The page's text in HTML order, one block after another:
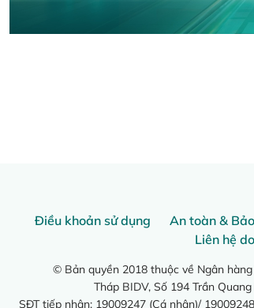
Điều khoản sử dụng An toàn &
Liên hệ
© Bản quyền 2018 thuộc về Ngân
Tháp BIDV, Số 194 Trần
SĐT tiếp nhận: 19009247 (Cá nhân)/